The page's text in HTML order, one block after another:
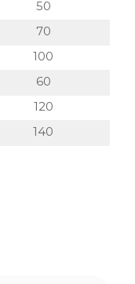
50
70
100
60
120
140